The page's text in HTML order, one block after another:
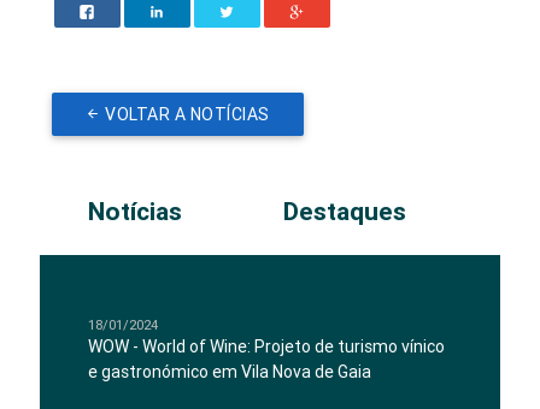
VOLTAR A NOTÍCIAS
Notícias Destaques
18/01/2024
WOW - World of Wine: Projeto de turismo vínico
e gastronómico em Vila Nova de Gaia